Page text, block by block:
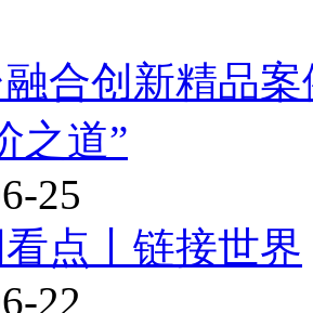
合创新精品
之道”
25
点丨链接世界
22